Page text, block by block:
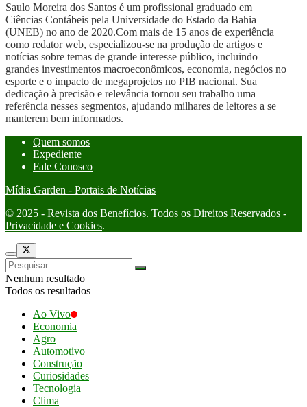
Saulo Moreira dos Santos é um profissional graduado em
Ciências Contábeis pela Universidade do Estado da Bahia
(UNEB) no ano de 2020.Com mais de 15 anos de experiência
como redator web, especializou-se na produção de artigos e
notícias sobre temas de grande interesse público, incluindo
grandes investimentos macroeconômicos, economia, negócios no
esporte e o impacto de megaprojetos no PIB nacional. Sua
dedicação à precisão e relevância tornou seu trabalho uma
referência nesses segmentos, ajudando milhares de leitores a se
manterem bem informados.
Quem somos
Expediente
Fale Conosco
Mídia Garden - Portais de Notícias
© 2025 - Revista dos Benefícios. Todos os Direitos Reservados -
Privacidade e Cookies.
Nenhum resultado
Todos os resultados
Ao Vivo
Economia
Agro
Automotivo
Construção
Curiosidades
Tecnologia
Clima